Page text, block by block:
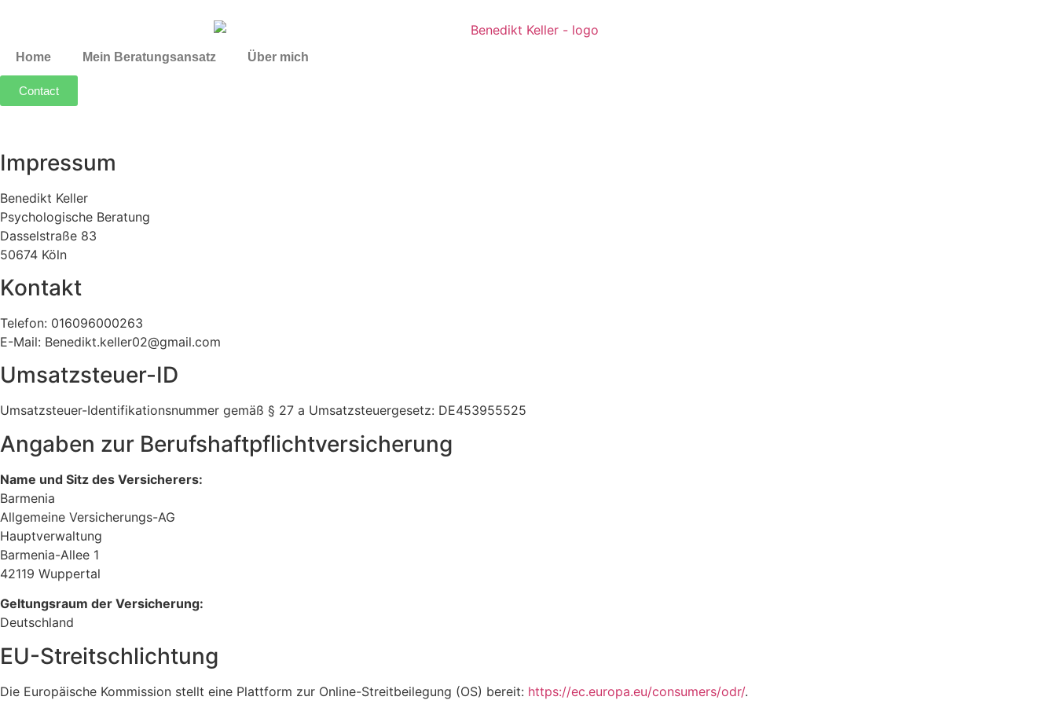
Home Mein Beratungsansatz Über mich
Contact
Impressum
Benedikt Keller
Psychologische Beratung
Dasselstraße 83
50674 Köln
Kontakt
Telefon: 016096000263
E-Mail: Benedikt.keller02@gmail.com
Umsatzsteuer-ID
Umsatzsteuer-Identifikationsnummer gemäß § 27 a Umsatzsteuergesetz: DE453955525
Angaben zur Berufs­haftpflicht­versicherung
Name und Sitz des Versicherers:
Barmenia
Allgemeine Versicherungs-AG
Hauptverwaltung
Barmenia-Allee 1
42119 Wuppertal
Geltungsraum der Versicherung:
Deutschland
EU-Streitschlichtung
Die Europäische Kommission stellt eine Plattform zur Online-Streitbeilegung (OS) bereit: https://ec.europa.eu/consumers/odr/.